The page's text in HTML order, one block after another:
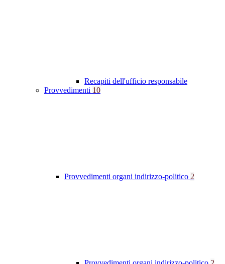
Recapiti dell'ufficio responsabile
Provvedimenti 10
Provvedimenti organi indirizzo-politico 2